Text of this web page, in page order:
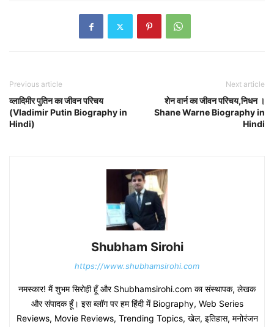
Previous article
व्लादिमीर पुतिन का जीवन परिचय
(Vladimir Putin Biography in
Hindi)
Next article
शेन वार्न का जीवन परिचय,निधन ।
Shane Warne Biography in
Hindi
Shubham Sirohi
https://www.shubhamsirohi.com
नमस्कार! मैं शुभम सिरोही हूँ और Shubhamsirohi.com का संस्थापक, लेखक
और संपादक हूँ। इस ब्लॉग पर हम हिंदी में Biography, Web Series
Reviews, Movie Reviews, Trending Topics, खेल, इतिहास, मनोरंजन